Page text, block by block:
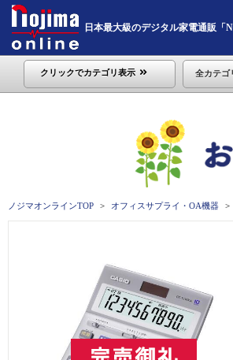
日本最大級のデジタル家電通販「
クリックでカテゴリ表示 全カテゴ
ノジマオンラインTOP オフィスサプライ・OA機器